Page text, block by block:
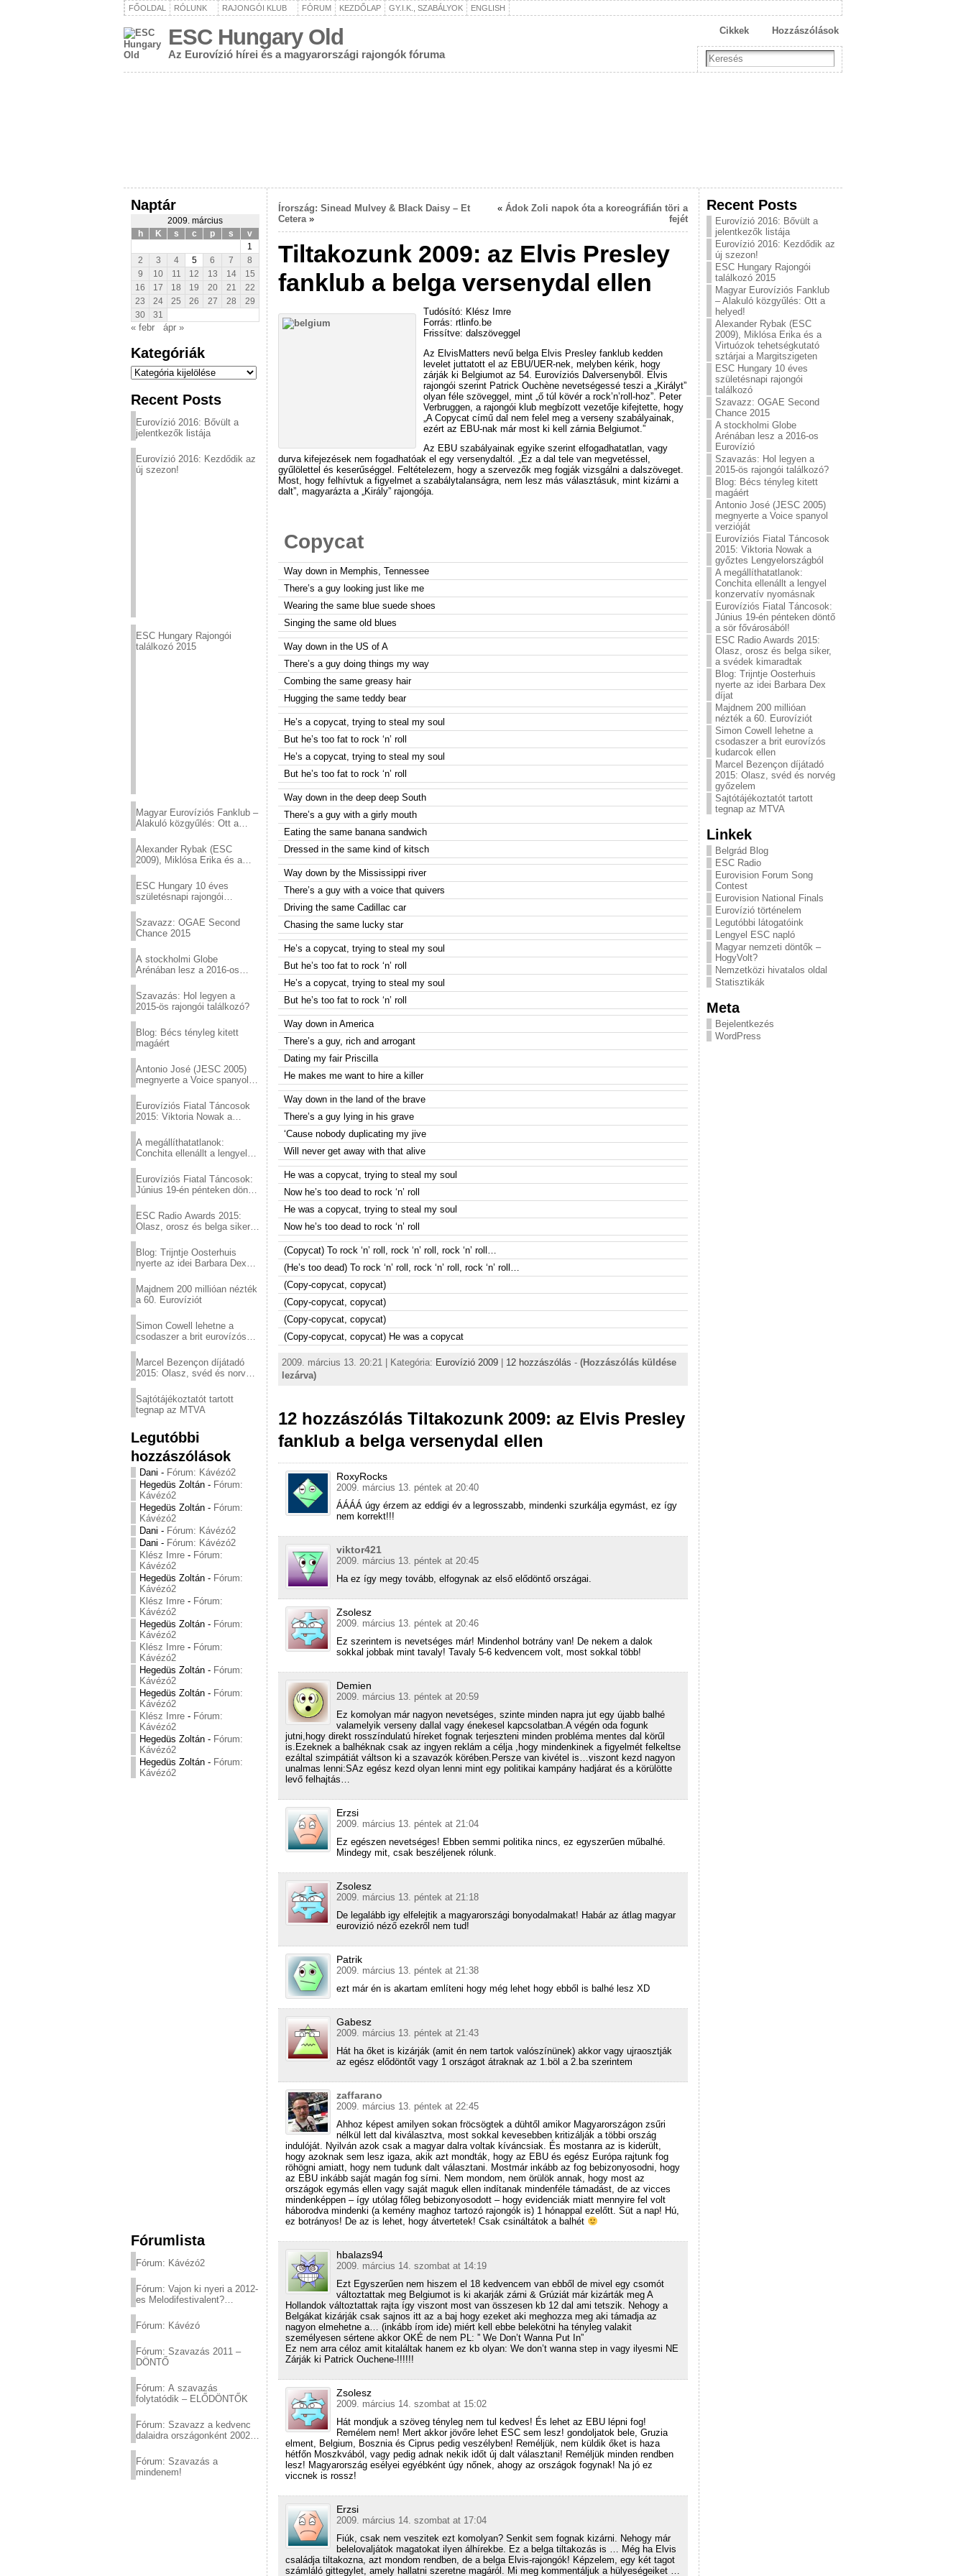
FŐOLDAL RÓLUNK RAJONGÓI KLUB FÓRUM KEZDŐLAP GY.I.K., SZABÁLYOK ENGLISH
ESC Hungary Old
Az Eurovízió hírei és a magyarországi rajongók fóruma
Hozzászólások
Cikkek
Naptár
2009. március
h
K s c p s
v
1
2
3 4 5 6 7
8
9
10 11 12 13 14
15
16
17 18 19 20 21
22
23
24 25 26 27 28
29
30
31
« febr ápr »
Kategóriák
Kategóriák
Recent Posts
Eurovízió 2016: Bővült a
jelentkezők listája
Eurovízió 2016: Kezdődik az
új szezon!
ESC Hungary Rajongói
találkozó 2015
Magyar Eurovíziós Fanklub –
Alakuló közgyűlés: Ott a
Alexander Rybak (ESC
2009), Miklósa Erika és a
sztárjai a Margitszigeten
ESC Hungary 10 éves
születésnapi rajongói
Szavazz: OGAE Second
Chance 2015
A stockholmi Globe
Arénában lesz a 2016-os
Szavazás: Hol legyen a
2015-ös rajongói találkozó?
Blog: Bécs tényleg kitett
magáért
Antonio José (JESC 2005)
megnyerte a Voice spanyol
Eurovíziós Fiatal Táncosok
2015: Viktoria Nowak a
A megállíthatatlanok:
Conchita ellenállt a lengyel
Eurovíziós Fiatal Táncosok:
Június 19-én pénteken döntő
ESC Radio Awards 2015:
Olasz, orosz és belga siker,
Blog: Trijntje Oosterhuis
nyerte az idei Barbara Dex
Majdnem 200 millióan nézték
a 60. Eurovíziót
Simon Cowell lehetne a
csodaszer a brit eurovízós
Marcel Bezençon díjátadó
2015: Olasz, svéd és norvég
Sajtótájékoztatót tartott
tegnap az MTVA
Legutóbbi
hozzászólások
Dani - Fórum: Kávézó2
Hegedüs Zoltán - Fórum:
Kávézó2
Hegedüs Zoltán - Fórum:
Kávézó2
Dani - Fórum: Kávézó2
Dani - Fórum: Kávézó2
Klész Imre - Fórum:
Kávézó2
Hegedüs Zoltán - Fórum:
Kávézó2
Klész Imre - Fórum:
Kávézó2
Hegedüs Zoltán - Fórum:
Kávézó2
Klész Imre - Fórum:
Kávézó2
Hegedüs Zoltán - Fórum:
Kávézó2
Hegedüs Zoltán - Fórum:
Kávézó2
Klész Imre - Fórum:
Kávézó2
Hegedüs Zoltán - Fórum:
Kávézó2
Hegedüs Zoltán - Fórum:
Kávézó2
Fórumlista
Fórum: Kávézó2
Fórum: Vajon ki nyeri a 2012-
es Melodifestivalent?
Fórum: Kávézó
Fórum: Szavazás 2011 –
DÖNTŐ
Fórum: A szavazás
folytatódik – ELŐDÖNTŐK
Fórum: Szavazz a kedvenc
dalaidra országonként 2002
Fórum: Szavazás a
mindenem!
Írország: Sinead Mulvey & Black Daisy – Et
Cetera»
« Ádok Zoli napok óta a koreográfián töri a
fejét
Tiltakozunk 2009: az Elvis Presley
fanklub a belga versenydal ellen
Tudósító: Klész Imre
Forrás: rtlinfo.be
Frissítve: dalszöveggel
Az ElvisMatters nevű belga Elvis Presley fanklub kedden
levelet juttatott el az EBU/UER-nek, melyben kérik, hogy
zárják ki Belgiumot az 54. Eurovíziós Dalversenyből. Elvis
rajongói szerint Patrick Ouchène nevetségessé teszi a „Királyt”
olyan féle szöveggel, mint „ő túl kövér a rock’n’roll-hoz”. Peter
Verbruggen, a rajongói klub megbízott vezetője kifejtette, hogy
„A Copycat című dal nem felel meg a verseny szabályainak,
ezért az EBU-nak már most ki kell zárnia Belgiumot.”
Az EBU szabályainak egyike szerint elfogadhatatlan, vagy
durva kifejezések nem fogadhatóak el egy versenydaltól. „Ez a dal tele van megvetéssel,
gyűlölettel és keserűséggel. Feltételezem, hogy a szervezők meg fogják vizsgálni a dalszöveget.
Most, hogy felhívtuk a figyelmet a szabálytalanságra, nem lesz más választásuk, mint kizárni a
dalt”, magyarázta a „Király” rajongója.
Copycat
Way down in Memphis, Tennessee
There’s a guy looking just like me
Wearing the same blue suede shoes
Singing the same old blues
Way down in the US of A
There’s a guy doing things my way
Combing the same greasy hair
Hugging the same teddy bear
He’s a copycat, trying to steal my soul
But he’s too fat to rock ‘n’ roll
He’s a copycat, trying to steal my soul
But he’s too fat to rock ‘n’ roll
Way down in the deep deep South
There’s a guy with a girly mouth
Eating the same banana sandwich
Dressed in the same kind of kitsch
Way down by the Mississippi river
There’s a guy with a voice that quivers
Driving the same Cadillac car
Chasing the same lucky star
He’s a copycat, trying to steal my soul
But he’s too fat to rock ‘n’ roll
He’s a copycat, trying to steal my soul
But he’s too fat to rock ‘n’ roll
Way down in America
There’s a guy, rich and arrogant
Dating my fair Priscilla
He makes me want to hire a killer
Way down in the land of the brave
There’s a guy lying in his grave
‘Cause nobody duplicating my jive
Will never get away with that alive
He was a copycat, trying to steal my soul
Now he’s too dead to rock ‘n’ roll
He was a copycat, trying to steal my soul
Now he’s too dead to rock ‘n’ roll
(Copycat) To rock ‘n’ roll, rock ‘n’ roll, rock ‘n’ roll…
(He’s too dead) To rock ‘n’ roll, rock ‘n’ roll, rock ‘n’ roll…
(Copy-copycat, copycat)
(Copy-copycat, copycat)
(Copy-copycat, copycat)
(Copy-copycat, copycat) He was a copycat
2009. március 13. 20:21 | Kategória: Eurovízió 2009 12 hozzászólás - (Hozzászólás küldése
lezárva)
12 hozzászólás Tiltakozunk 2009: az Elvis Presley
fanklub a belga versenydal ellen
RoxyRocks
2009. március 13. péntek at 20:40
ÁÁÁÁ úgy érzem az eddigi év a legrosszabb, mindenki szurkálja egymást, ez így
nem korrekt!!!
viktor421
2009. március 13. péntek at 20:45
Ha ez így megy tovább, elfogynak az első elődöntő országai.
Zsolesz
2009. március 13. péntek at 20:46
Ez szerintem is nevetséges már! Mindenhol botrány van! De nekem a dalok
sokkal jobbak mint tavaly! Tavaly 5-6 kedvencem volt, most sokkal több!
Demien
2009. március 13. péntek at 20:59
Ez komolyan már nagyon nevetséges, szinte minden napra jut egy újabb balhé
valamelyik verseny dallal vagy énekesel kapcsolatban.A végén oda fogunk
jutni,hogy direkt rosszíndulatú híreket fognak terjeszteni minden probléma mentes dal körűl
is.Ezeknek a balhéknak csak az ingyen reklám a célja ,hogy mindenkinek a figyelmét felkeltse
ezáltal szimpátiát váltson ki a szavazók körében.Persze van kivétel is…viszont kezd nagyon
unalmas lenni:SAz egész kezd olyan lenni mint egy politikai kampány hadjárat és a körülötte
levő felhajtás…
Erzsi
2009. március 13. péntek at 21:04
Ez egészen nevetséges! Ebben semmi politika nincs, ez egyszerűen műbalhé.
Mindegy mit, csak beszéljenek rólunk.
Zsolesz
2009. március 13. péntek at 21:18
De legalább igy elfelejtik a magyarországi bonyodalmakat! Habár az átlag magyar
eurovizió néző ezekről nem tud!
Patrik
2009. március 13. péntek at 21:38
ezt már én is akartam említeni hogy még lehet hogy ebből is balhé lesz XD
Gabesz
2009. március 13. péntek at 21:43
Hát ha őket is kizárják (amit én nem tartok valószínünek) akkor vagy ujraosztják
az egész elődöntőt vagy 1 országot átraknak az 1.böl a 2.ba szerintem
zaffarano
2009. március 13. péntek at 22:45
Ahhoz képest amilyen sokan fröcsögtek a dühtől amikor Magyarországon zsűri
nélkül lett dal kiválasztva, most sokkal kevesebben kritizálják a többi ország
indulóját. Nyilván azok csak a magyar dalra voltak kíváncsiak. És mostanra az is kiderült,
hogy azoknak sem lesz igaza, akik azt mondták, hogy az EBU és egész Európa rajtunk fog
röhögni amiatt, hogy nem tudunk dalt választani. Mostmár inkább az fog bebizonyosodni, hogy
az EBU inkább saját magán fog sírni. Nem mondom, nem örülök annak, hogy most az
országok egymás ellen vagy saját maguk ellen indítanak mindenféle támadást, de az vicces
mindenképpen – így utólag főleg bebizonyosodott – hogy evidenciák miatt mennyire fel volt
háborodva mindenki (a kemény maghoz tartozó rajongók is) 1 hónappal ezelőtt. Süt a nap! Hú,
ez botrányos! De az is lehet, hogy átvertetek! Csak csináltátok a balhét
hbalazs94
2009. március 14. szombat at 14:19
Ezt Egyszerűen nem hiszem el 18 kedvencem van ebből de mivel egy csomót
változtattak meg Belgiumot is ki akarják zárni & Grúziát már kizárták meg A
Hollandok változtattak rajta így viszont most van összesen kb 12 dal ami tetszik. Nehogy a
Belgákat kizárják csak sajnos itt az a baj hogy ezeket aki meghozza meg aki támadja az
nagyon elmehetne a… (inkább írom ide) miért kell ebbe belekötni ha tényleg valakit
személyesen sértene akkor OKÉ de nem PL: ” We Don’t Wanna Put In”
Ez nem arra céloz amit kitaláltak hanem ez kb olyan: We don’t wanna step in vagy ilyesmi NE
Zárják ki Patrick Ouchene-!!!!!!
Zsolesz
2009. március 14. szombat at 15:02
Hát mondjuk a szöveg tényleg nem tul kedves! És lehet az EBU lépni fog!
Remélem nem! Mert akkor jövőre lehet ESC sem lesz! gondoljatok bele, Gruzia
elment, Belgium, Bosznia és Ciprus pedig veszélyben! Reméljük, nem küldik őket is haza
hétfőn Moszkvából, vagy pedig adnak nekik időt új dalt választani! Reméljük minden rendben
lesz! Magyarország esélyei egyébként úgy nőnek, ahogy az országok fogynak! Na jó ez
viccnek is rossz!
Erzsi
2009. március 14. szombat at 17:04
Fiúk, csak nem veszitek ezt komolyan? Senkit sem fognak kizárni. Nehogy már
belelovaljátok magatokat ilyen álhírekbe. Ez a belga tiltakozás is … Még ha Elvis
családja tiltakozna, azt mondom rendben, de a belga Elvis-rajongók! Képzelem, egy két tagot
számláló gittegylet, amely hallatni szeretne magáról. Mi meg kommentáljuk a hülyeségeiket …
Recent Posts
Eurovízió 2016: Bővült a
jelentkezők listája
Eurovízió 2016: Kezdődik az
új szezon!
ESC Hungary Rajongói
találkozó 2015
Magyar Eurovíziós Fanklub
– Alakuló közgyűlés: Ott a
helyed!
Alexander Rybak (ESC
2009), Miklósa Erika és a
Virtuózok tehetségkutató
sztárjai a Margitszigeten
ESC Hungary 10 éves
születésnapi rajongói
találkozó
Szavazz: OGAE Second
Chance 2015
A stockholmi Globe
Arénában lesz a 2016-os
Eurovízió
Szavazás: Hol legyen a
2015-ös rajongói találkozó?
Blog: Bécs tényleg kitett
magáért
Antonio José (JESC 2005)
megnyerte a Voice spanyol
verzióját
Eurovíziós Fiatal Táncosok
2015: Viktoria Nowak a
győztes Lengyelországból
A megállíthatatlanok:
Conchita ellenállt a lengyel
konzervatív nyomásnak
Eurovíziós Fiatal Táncosok:
Június 19-én pénteken döntő
a sör fővárosából!
ESC Radio Awards 2015:
Olasz, orosz és belga siker,
a svédek kimaradtak
Blog: Trijntje Oosterhuis
nyerte az idei Barbara Dex
díjat
Majdnem 200 millióan
nézték a 60. Eurovíziót
Simon Cowell lehetne a
csodaszer a brit eurovízós
kudarcok ellen
Marcel Bezençon díjátadó
2015: Olasz, svéd és norvég
győzelem
Sajtótájékoztatót tartott
tegnap az MTVA
Linkek
Belgrád Blog
ESC Radio
Eurovision Forum Song
Contest
Eurovision National Finals
Eurovízió történelem
Legutóbbi látogatóink
Lengyel ESC napló
Magyar nemzeti döntők –
HogyVolt?
Nemzetközi hivatalos oldal
Statisztikák
Meta
Bejelentkezés
WordPress